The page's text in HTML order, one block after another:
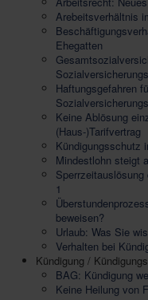
Arebeitsverhältnis
Ehegatten
Haftungsgefahren
Keine Ablösung
(Haus-)Tarifvertrag
Kündigungsschutz
Mindestlohn steigt
1
beweisen?
Urlaub: Was Sie
Verhalten bei
Kündigung /
BAG: Kündigung
Keine Heilung von